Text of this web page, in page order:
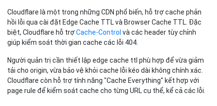
Cloudflare là một trong những CDN phổ biến, hỗ trợ cache phản
hồi lỗi qua cài đặt Edge Cache TTL và Browser Cache TTL. Đặc
biệt, Cloudflare hỗ trợCache-Control và các header tùy chỉnh
giúp kiểm soát thời gian cache các lỗi 404.
Người quản trị cần thiết lập edge cache ttl phù hợp để vừa giảm
tải cho origin, vừa bảo vệ khỏi cache lỗi kéo dài không chính xác.
Cloudflare còn hỗ trợ tính năng "Cache Everything" kết hợp với
page rule để kiểm soát cache cho từng URL cụ thể, kể cả các lỗi.